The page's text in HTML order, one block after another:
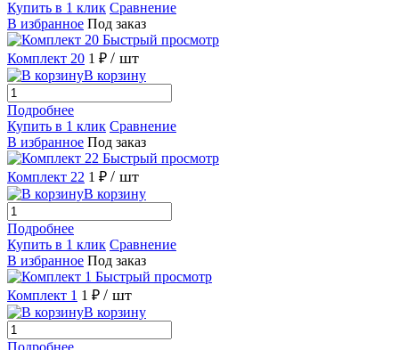
Купить в 1 клик Сравнение
В избранное Под заказ
Быстрый просмотр
Комплект 20 1 ₽ / шт
В корзину
Подробнее
Купить в 1 клик Сравнение
В избранное Под заказ
Быстрый просмотр
Комплект 22 1 ₽ / шт
В корзину
Подробнее
Купить в 1 клик Сравнение
В избранное Под заказ
Быстрый просмотр
Комплект 1 1 ₽ / шт
В корзину
Подробнее